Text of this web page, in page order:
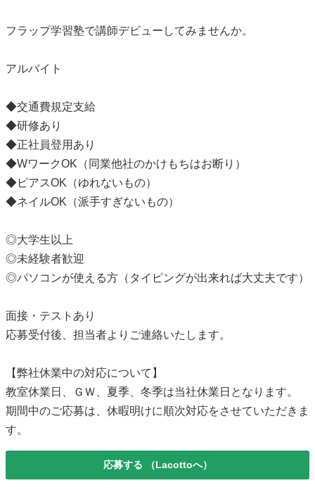
フラップ学習塾で講師デビューしてみませんか。
アルバイト
◆交通費規定支給
◆研修あり
◆正社員登用あり
◆WワークOK（同業他社のかけもちはお断り）
◆ピアスOK（ゆれないもの）
◆ネイルOK（派手すぎないもの）
◎大学生以上
◎未経験者歓迎
◎パソコンが使える方（タイピングが出来れば大丈夫です）
面接・テストあり
応募受付後、担当者よりご連絡いたします。
【弊社休業中の対応について】
教室休業日、ＧＷ、夏季、冬季は当社休業日となります。
期間中のご応募は、休暇明けに順次対応をさせていただきま
す。
応募する （Lacottoへ）